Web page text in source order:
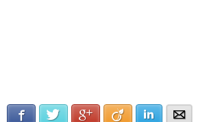
FacebookTwitterGoogle+ Viadeo LinkedInE-mail